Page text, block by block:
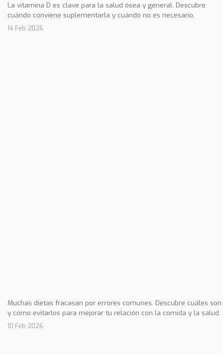
La vitamina D es clave para la salud ósea y general. Descubre
cuándo conviene suplementarla y cuándo no es necesario.
14 Feb 2026
Muchas dietas fracasan por errores comunes. Descubre cuáles son
y cómo evitarlos para mejorar tu relación con la comida y la salud.
10 Feb 2026